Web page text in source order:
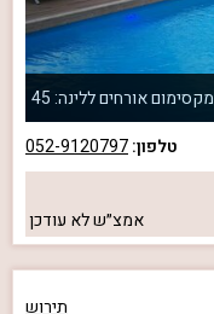
מקסימום אורחים ללינה: 45
טלפון:052-9120797
אמצ״שלא עודכן
תירוש